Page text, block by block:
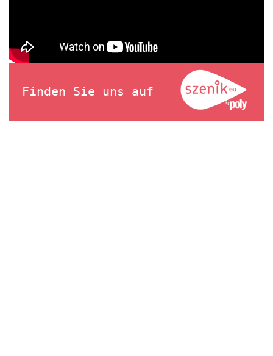
Finden Sie uns auf